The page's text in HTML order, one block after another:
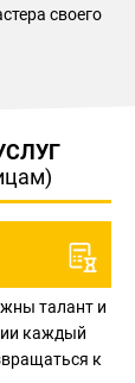
своего
талант и
каждый
к